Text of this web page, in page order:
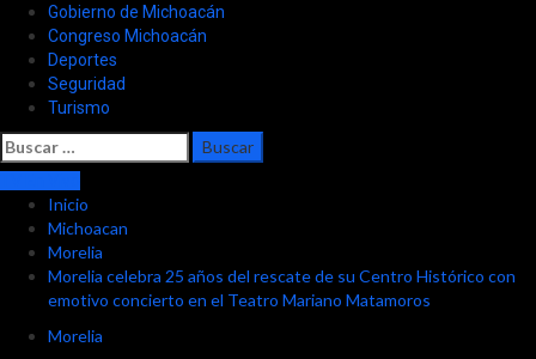
Gobierno de Michoacán
Congreso Michoacán
Deportes
Seguridad
Turismo
Buscar:
Inicio
Michoacan
Morelia
Morelia celebra 25 años del rescate de su Centro Histórico con
emotivo concierto en el Teatro Mariano Matamoros
Morelia